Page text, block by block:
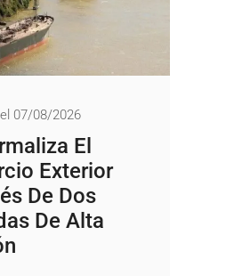
07/08/2026
El
Exterior
De Dos
De Alta